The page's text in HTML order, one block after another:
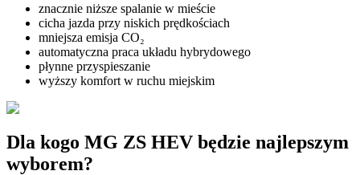
znacznie niższe spalanie w mieście
cicha jazda przy niskich prędkościach
mniejsza emisja CO₂
automatyczna praca układu hybrydowego
płynne przyspieszanie
wyższy komfort w ruchu miejskim
Dla kogo MG ZS HEV będzie najlepszym
wyborem?